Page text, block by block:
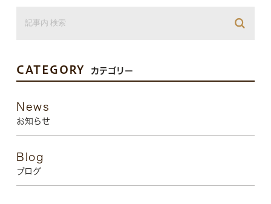
CATEGORY カテゴリー
News
お知らせ
Blog
ブログ